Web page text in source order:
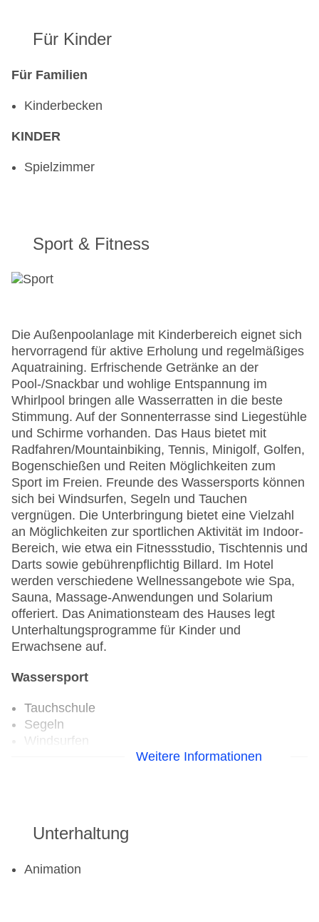
Für Kinder
Für Familien
Kinderbecken
KINDER
Spielzimmer
Sport & Fitness
Die Außenpoolanlage mit Kinderbereich eignet sich
hervorragend für aktive Erholung und regelmäßiges
Aquatraining. Erfrischende Getränke an der
Pool-/Snackbar und wohlige Entspannung im
Whirlpool bringen alle Wasserratten in die beste
Stimmung. Auf der Sonnenterrasse sind Liegestühle
und Schirme vorhanden. Das Haus bietet mit
Radfahren/Mountainbiking, Tennis, Minigolf, Golfen,
Bogenschießen und Reiten Möglichkeiten zum
Sport im Freien. Freunde des Wassersports können
sich bei Windsurfen, Segeln und Tauchen
vergnügen. Die Unterbringung bietet eine Vielzahl
an Möglichkeiten zur sportlichen Aktivität im Indoor-
Bereich, wie etwa ein Fitnessstudio, Tischtennis und
Darts sowie gebührenpflichtig Billard. Im Hotel
werden verschiedene Wellnessangebote wie Spa,
Sauna, Massage-Anwendungen und Solarium
offeriert. Das Animationsteam des Hauses legt
Unterhaltungsprogramme für Kinder und
Erwachsene auf.
Wassersport
Tauchschule
Segeln
Windsurfen
Fahrradverleih
Tennisplatz
Weitere Informationen
Unterhaltung
Animation